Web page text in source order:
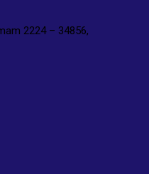
2224 – 34856,